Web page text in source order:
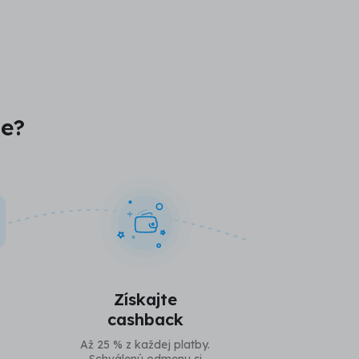
Získajte
cashback
Až 25 % z každej platby.